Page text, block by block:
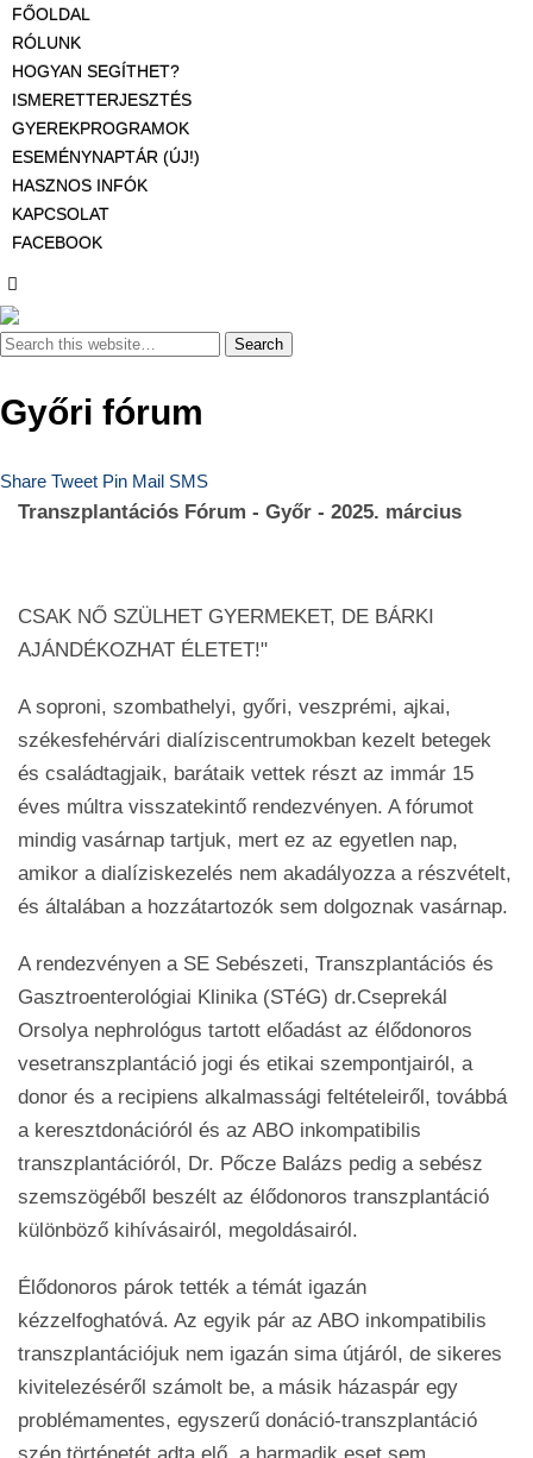
FŐOLDAL
RÓLUNK
HOGYAN SEGÍTHET?
ISMERETTERJESZTÉS
GYEREKPROGRAMOK
ESEMÉNYNAPTÁR (ÚJ!)
HASZNOS INFÓK
KAPCSOLAT
FACEBOOK
Győri fórum
Share Tweet Pin Mail SMS
Transzplantációs Fórum - Győr - 2025. március
CSAK NŐ SZÜLHET GYERMEKET, DE BÁRKI
AJÁNDÉKOZHAT ÉLETET!"
A soproni, szombathelyi, győri, veszprémi, ajkai,
székesfehérvári dialíziscentrumokban kezelt betegek
és családtagjaik, barátaik vettek részt az immár 15
éves múltra visszatekintő rendezvényen. A fórumot
mindig vasárnap tartjuk, mert ez az egyetlen nap,
amikor a dialíziskezelés nem akadályozza a részvételt,
és általában a hozzátartozók sem dolgoznak vasárnap.
A rendezvényen a SE Sebészeti, Transzplantációs és
Gasztroenterológiai Klinika (STéG) dr.Cseprekál
Orsolya nephrológus tartott előadást az élődonoros
vesetranszplantáció jogi és etikai szempontjairól, a
donor és a recipiens alkalmassági feltételeiről, továbbá
a keresztdonációról és az ABO inkompatibilis
transzplantációról, Dr. Pőcze Balázs pedig a sebész
szemszögéből beszélt az élődonoros transzplantáció
különböző kihívásairól, megoldásairól.
Élődonoros párok tették a témát igazán
kézzelfoghatóvá. Az egyik pár az ABO inkompatibilis
transzplantációjuk nem igazán sima útjáról, de sikeres
kivitelezéséről számolt be, a másik házaspár egy
problémamentes, egyszerű donáció-transzplantáció